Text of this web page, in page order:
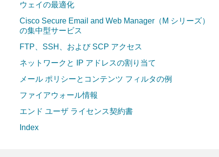
ウェイの最適化
Cisco Secure Email and Web Manager（M シリーズ）
の集中型サービス
FTP、SSH、および SCP アクセス
ネットワークと IP アドレスの割り当て
メール ポリシーとコンテンツ フィルタの例
ファイアウォール情報
エンド ユーザ ライセンス契約書
Index